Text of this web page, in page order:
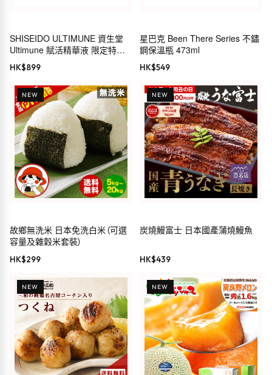
SHISEIDO ULTIMUNE 資生堂
Ultimune 賦活精華液 限定特別
套裝
HK$899
星巴克 Been There Series 不鏽
鋼保溫瓶 473ml
HK$549
NEW
故鄉無洗米 日本免洗白米（可選
容量及雜穀米套裝）
HK$299
NEW
炭燒鰻富士 日本國產蒲燒鰻魚
HK$439
NEW NEW